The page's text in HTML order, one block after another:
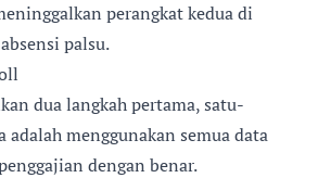
perangkat kedua di
palsu.
dua langkah pertama, satu-
adalah menggunakan semua data
dengan benar.